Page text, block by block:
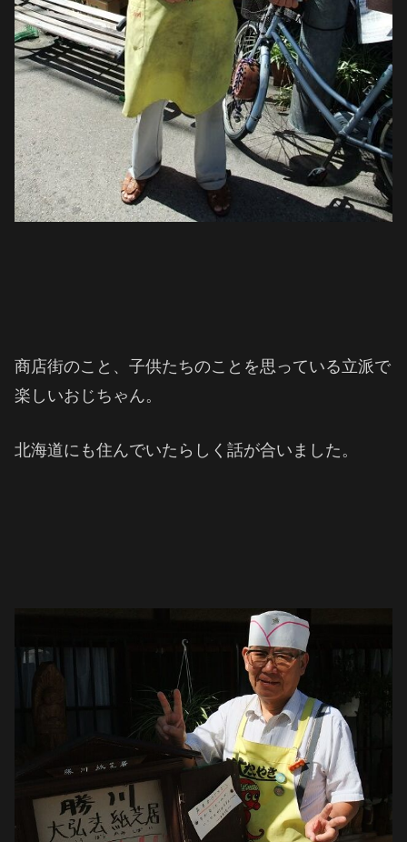
商店街のこと、子供たちのことを思っている立派で
楽しいおじちゃん。
北海道にも住んでいたらしく話が合いました。